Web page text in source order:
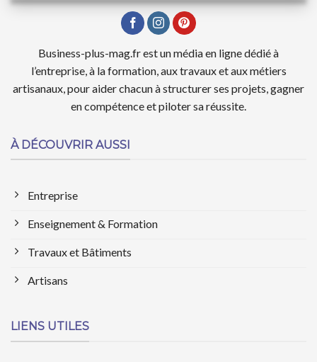
Business-plus-mag.fr est un média en ligne dédié à
l’entreprise, à la formation, aux travaux et aux métiers
artisanaux, pour aider chacun à structurer ses projets, gagner
en compétence et piloter sa réussite.
À DÉCOUVRIR AUSSI
Entreprise
Enseignement & Formation
Travaux et Bâtiments
Artisans
LIENS UTILES